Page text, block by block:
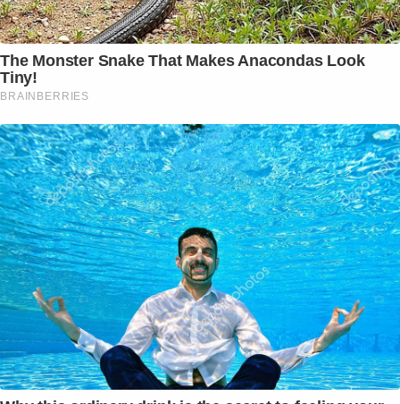
The Monster Snake That Makes Anacondas Look
Tiny!
BRAINBERRIES